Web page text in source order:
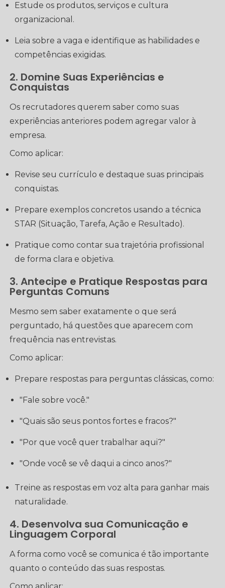
Estude os produtos, serviços e cultura
organizacional.
Leia sobre a vaga e identifique as habilidades e
competências exigidas.
2. Domine Suas Experiências e
Conquistas
Os recrutadores querem saber como suas
experiências anteriores podem agregar valor à
empresa.
Como aplicar:
Revise seu currículo e destaque suas principais
conquistas.
Prepare exemplos concretos usando a técnica
STAR (Situação, Tarefa, Ação e Resultado).
Pratique como contar sua trajetória profissional
de forma clara e objetiva.
3. Antecipe e Pratique Respostas para
Perguntas Comuns
Mesmo sem saber exatamente o que será
perguntado, há questões que aparecem com
frequência nas entrevistas.
Como aplicar:
Prepare respostas para perguntas clássicas, como:
"Fale sobre você."
"Quais são seus pontos fortes e fracos?"
"Por que você quer trabalhar aqui?"
"Onde você se vê daqui a cinco anos?"
Treine as respostas em voz alta para ganhar mais
naturalidade.
4. Desenvolva sua Comunicação e
Linguagem Corporal
A forma como você se comunica é tão importante
quanto o conteúdo das suas respostas.